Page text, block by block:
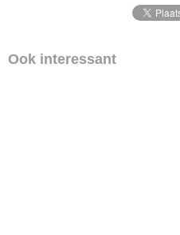
Ook interessant